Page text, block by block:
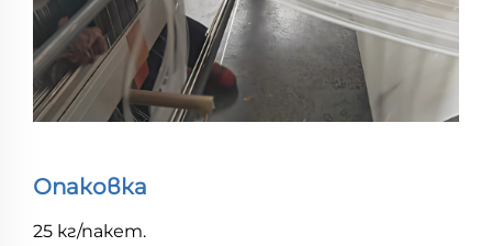
Опаковка
25 кг/пакет.